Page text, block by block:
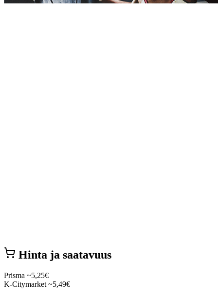
Hinta ja saatavuus
Prisma ~5,25€
K-Citymarket ~5,49€